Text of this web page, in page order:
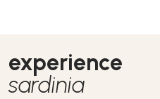
experience
sardinia